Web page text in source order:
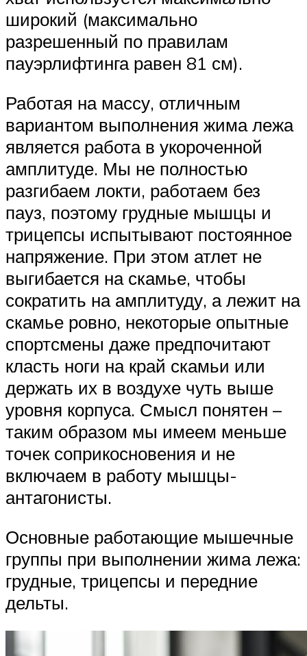
широкий (максимально
разрешенный по правилам
пауэрлифтинга равен 81 см).
Работая на массу, отличным
вариантом выполнения жима лежа
является работа в укороченной
амплитуде. Мы не полностью
разгибаем локти, работаем без
пауз, поэтому грудные мышцы и
трицепсы испытывают постоянное
напряжение. При этом атлет не
выгибается на скамье, чтобы
сократить на амплитуду, а лежит на
скамье ровно, некоторые опытные
спортсмены даже предпочитают
класть ноги на край скамьи или
держать их в воздухе чуть выше
уровня корпуса. Смысл понятен –
таким образом мы имеем меньше
точек соприкосновения и не
включаем в работу мышцы-
антагонисты.
Основные работающие мышечные
группы при выполнении жима лежа:
грудные, трицепсы и передние
дельты.